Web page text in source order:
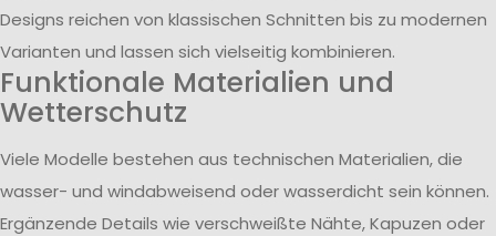
Designs reichen von klassischen Schnitten bis zu modernen
Varianten und lassen sich vielseitig kombinieren.
Funktionale Materialien und
Wetterschutz
Viele Modelle bestehen aus technischen Materialien, die
wasser- und windabweisend oder wasserdicht sein können.
Ergänzende Details wie verschweißte Nähte, Kapuzen oder